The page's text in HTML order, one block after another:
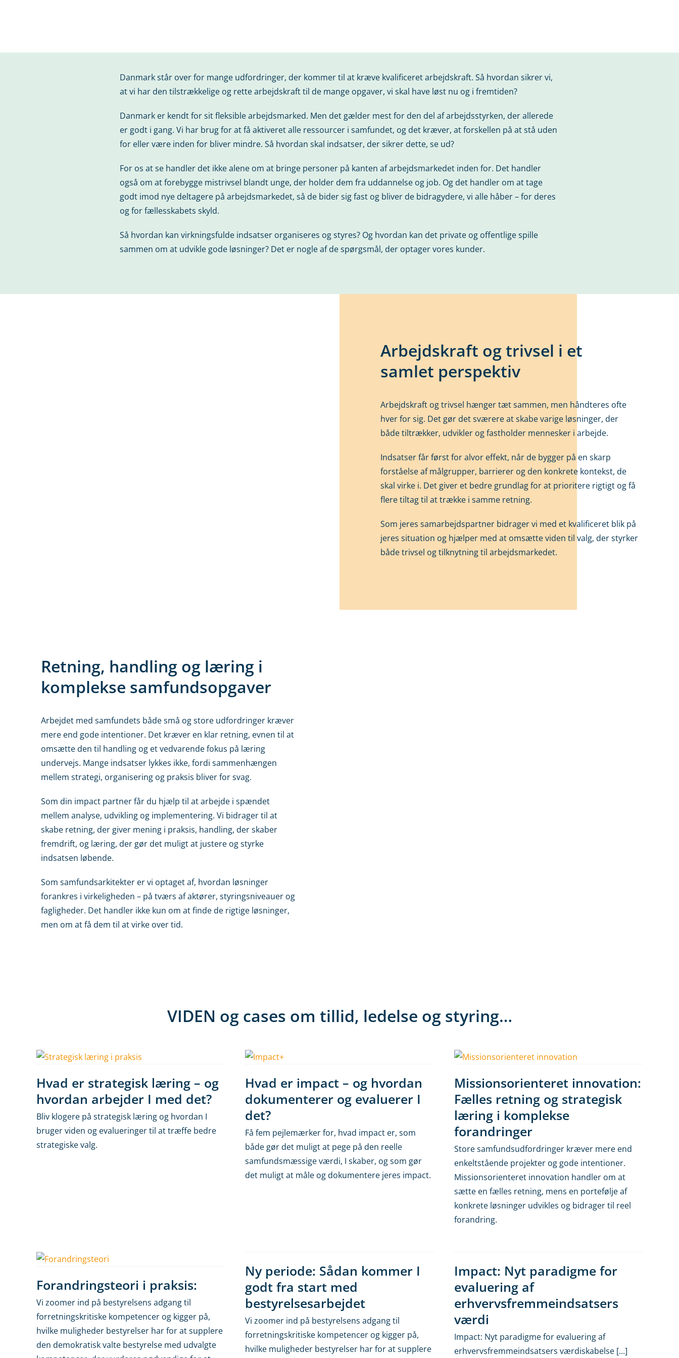
Danmark står over for mange udfordringer, der kommer til at kræve kvalificeret arbejdskraft. Så hvordan sikrer vi,
at vi har den tilstrækkelige og rette arbejdskraft til de mange opgaver, vi skal have løst nu og i fremtiden?
Danmark er kendt for sit fleksible arbejdsmarked. Men det gælder mest for den del af arbejdsstyrken, der allerede
er godt i gang. Vi har brug for at få aktiveret alle ressourcer i samfundet, og det kræver, at forskellen på at stå uden
for eller være inden for bliver mindre. Så hvordan skal indsatser, der sikrer dette, se ud?
For os at se handler det ikke alene om at bringe personer på kanten af arbejdsmarkedet inden for. Det handler
også om at forebygge mistrivsel blandt unge, der holder dem fra uddannelse og job. Og det handler om at tage
godt imod nye deltagere på arbejdsmarkedet, så de bider sig fast og bliver de bidragydere, vi alle håber – for deres
og for fællesskabets skyld.
Så hvordan kan virkningsfulde indsatser organiseres og styres? Og hvordan kan det private og offentlige spille
sammen om at udvikle gode løsninger? Det er nogle af de spørgsmål, der optager vores kunder.
Arbejdskraft og trivsel i et
samlet perspektiv
Arbejdskraft og trivsel hænger tæt sammen, men håndteres ofte
hver for sig. Det gør det sværere at skabe varige løsninger, der
både tiltrækker, udvikler og fastholder mennesker i arbejde.
Indsatser får først for alvor effekt, når de bygger på en skarp
forståelse af målgrupper, barrierer og den konkrete kontekst, de
skal virke i. Det giver et bedre grundlag for at prioritere rigtigt og få
flere tiltag til at trække i samme retning.
Som jeres samarbejdspartner bidrager vi med et kvalificeret blik på
jeres situation og hjælper med at omsætte viden til valg, der styrker
både trivsel og tilknytning til arbejdsmarkedet.
Retning, handling og læring i
komplekse samfundsopgaver
Arbejdet med samfundets både små og store udfordringer kræver
mere end gode intentioner. Det kræver en klar retning, evnen til at
omsætte den til handling og et vedvarende fokus på læring
undervejs. Mange indsatser lykkes ikke, fordi sammenhængen
mellem strategi, organisering og praksis bliver for svag.
Som din impact partner får du hjælp til at arbejde i spændet
mellem analyse, udvikling og implementering. Vi bidrager til at
skabe retning, der giver mening i praksis, handling, der skaber
fremdrift, og læring, der gør det muligt at justere og styrke
indsatsen løbende.
Som samfundsarkitekter er vi optaget af, hvordan løsninger
forankres i virkeligheden – på tværs af aktører, styringsniveauer og
fagligheder. Det handler ikke kun om at finde de rigtige løsninger,
men om at få dem til at virke over tid.
VIDEN og cases om tillid, ledelse og styring…
Hvad er strategisk læring – og
hvordan arbejder I med det?
Bliv klogere på strategisk læring og hvordan I
bruger viden og evalueringer til at træffe bedre
strategiske valg.
Hvad er impact – og hvordan
dokumenterer og evaluerer I
det?
Få fem pejlemærker for, hvad impact er, som
både gør det muligt at pege på den reelle
samfundsmæssige værdi, I skaber, og som gør
det muligt at måle og dokumentere jeres impact.
Missionsorienteret innovation:
Fælles retning og strategisk
læring i komplekse
forandringer
Store samfundsudfordringer kræver mere end
enkeltstående projekter og gode intentioner.
Missionsorienteret innovation handler om at
sætte en fælles retning, mens en portefølje af
konkrete løsninger udvikles og bidrager til reel
forandring.
Forandringsteori i praksis:
Vi zoomer ind på bestyrelsens adgang til
forretningskritiske kompetencer og kigger på,
hvilke muligheder bestyrelser har for at supplere
den demokratisk valte bestyrelse med udvalgte
Ny periode: Sådan kommer I
godt fra start med
bestyrelsesarbejdet
Vi zoomer ind på bestyrelsens adgang til
forretningskritiske kompetencer og kigger på,
hvilke muligheder bestyrelser har for at supplere
Impact: Nyt paradigme for
evaluering af
erhvervsfremmeindsatsers
værdi
Impact: Nyt paradigme for evaluering af
erhvervsfremmeindsatsers værdiskabelse [...]